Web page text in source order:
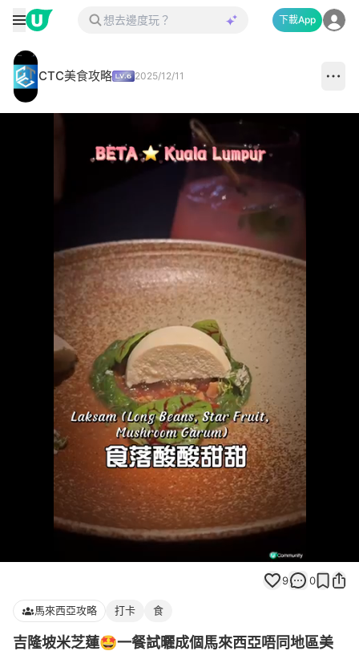
下載App
CTC美食攻略 2025/12/11
100.00%
9 0
馬來西亞攻略 打卡 食
吉隆坡米芝蓮🤩一餐試曬成個馬來西亞唔同地區美